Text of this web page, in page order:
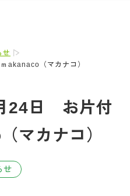
せ
（マカナコ）
24日 お片付
マカナコ）
せ